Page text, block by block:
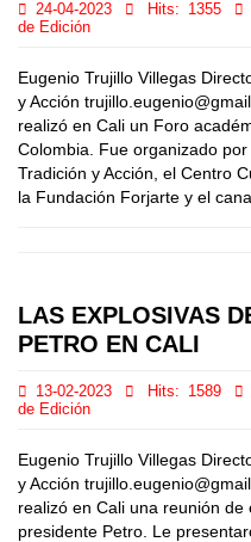
24-04-2023 Hits: 1355
de Edición
Eugenio Trujillo Villegas
y Acción
realizó en Cali un Foro
Colombia. Fue organizado
Tradición y Acción, el Centro
la Fundación Forjarte y el
LAS EXPLOSIVAS
PETRO EN CALI
13-02-2023 Hits: 1589
de Edición
Eugenio Trujillo Villegas
y Acción
realizó en Cali una reunión
presidente Petro. Le